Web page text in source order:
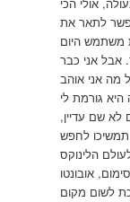
אולי הכי
לתאר את
משתמש היום
אבל אני כבר
מה אני אוהב
היא גורמת לי
שם עדיין,
לחפש
הלינוקס
אובונטו